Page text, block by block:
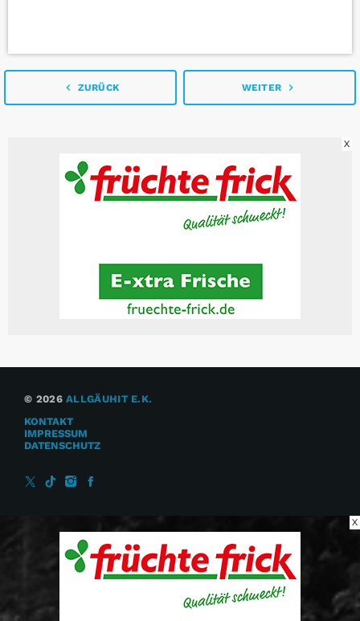
navigate_before ZURÜCK WEITER navigate_next
X
© 2026ALLGÄUHIT E.K.
KONTAKT
IMPRESSUM
DATENSCHUTZ
X